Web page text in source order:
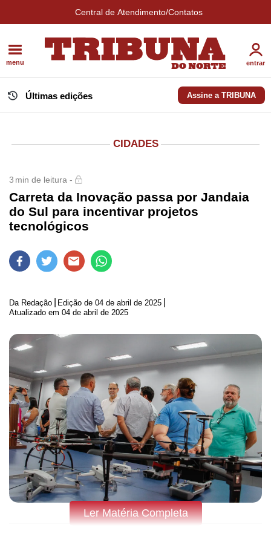
Central de Atendimento/Contatos
menu entrar
Últimas edições Assine a TRIBUNA
CIDADES
3 min de leitura -
Carreta da Inovação passa por Jandaia
do Sul para incentivar projetos
tecnológicos
Da Redação Edição de 04 de abril de 2025
Atualizado em 04 de abril de 2025
Ler Matéria Completa